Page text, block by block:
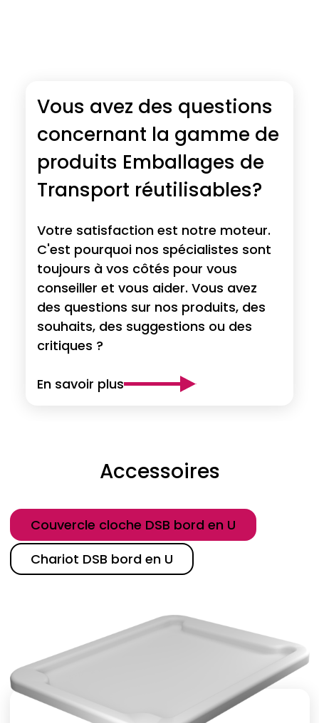
Vous avez des questions
concernant la gamme de
produits Emballages de
Transport réutilisables?
Votre satisfaction est notre moteur.
C'est pourquoi nos spécialistes sont
toujours à vos côtés pour vous
conseiller et vous aider. Vous avez
des questions sur nos produits, des
souhaits, des suggestions ou des
critiques ?
En savoir plus
Accessoires
Catégorie
Couvercle cloche DSB bord en U
Chariot DSB bord en U